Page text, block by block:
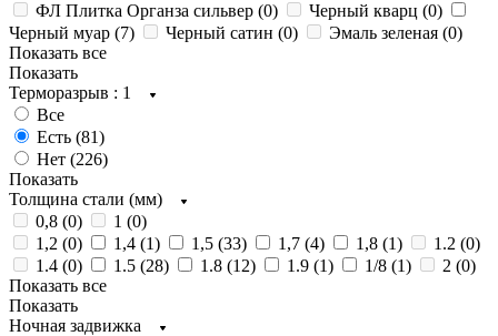
ФЛ Плитка Органза сильвер (0) Черный кварц (0)
Черный муар (7) Черный сатин (0) Эмаль зеленая (0)
Показать все
Показать
Терморазрыв : 1
Все
Есть (81)
Нет (226)
Показать
Толщина стали (мм)
0,8 (0) 1 (0)
1,2 (0) 1,4 (1) 1,5 (33) 1,7 (4) 1,8 (1) 1.2 (0)
1.4 (0) 1.5 (28) 1.8 (12) 1.9 (1) 1/8 (1) 2 (0)
Показать все
Показать
Ночная задвижка